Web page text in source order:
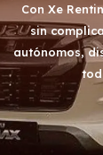
Con Xe
sin
autónomos,